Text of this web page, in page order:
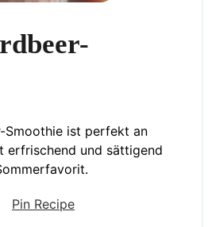
Smoothie ist perfekt an
erfrischend und sättigend
Pin Recipe